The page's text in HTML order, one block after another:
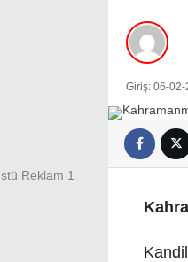
Giriş: 06-02-